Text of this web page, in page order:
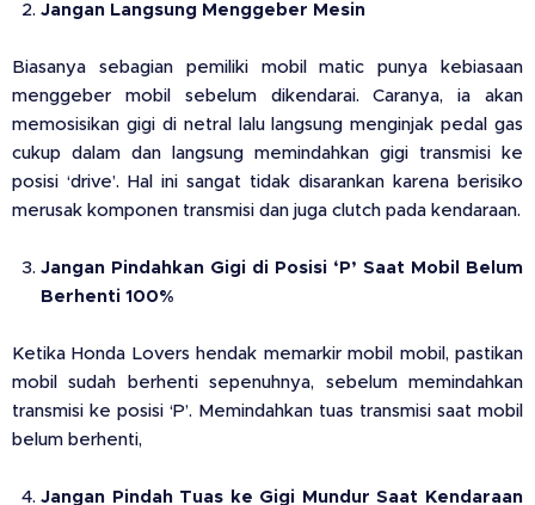
Jangan Langsung Menggeber Mesin
Biasanya sebagian pemiliki mobil matic punya kebiasaan
menggeber mobil sebelum dikendarai. Caranya, ia akan
memosisikan gigi di netral lalu langsung menginjak pedal gas
cukup dalam dan langsung memindahkan gigi transmisi ke
posisi ‘drive’. Hal ini sangat tidak disarankan karena berisiko
merusak komponen transmisi dan juga clutch pada kendaraan.
Jangan Pindahkan Gigi di Posisi ‘P’ Saat Mobil Belum
Berhenti 100%
Ketika Honda Lovers hendak memarkir mobil mobil, pastikan
mobil sudah berhenti sepenuhnya, sebelum memindahkan
transmisi ke posisi ‘P’. Memindahkan tuas transmisi saat mobil
belum berhenti,
Jangan Pindah Tuas ke Gigi Mundur Saat Kendaraan